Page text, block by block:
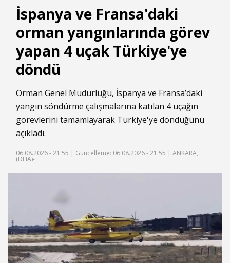
İspanya ve Fransa'daki
orman yangınlarında görev
yapan 4 uçak Türkiye'ye
döndü
Orman Genel Müdürlüğü, İspanya ve Fransa’daki
yangın söndürme çalışmalarına katılan 4 uçağın
görevlerini tamamlayarak Türkiye'ye döndüğünü
açıkladı.
06.08.2026 - 21:55 | Güncelleme: 06.08.2026 - 21:55 | ANKARA,
(DHA)-